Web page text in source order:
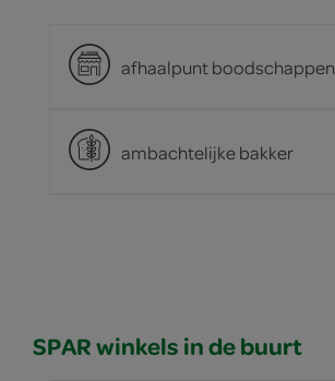
afhaalpunt boodschappen
ambachtelijke bakker
SPAR winkels in de buurt